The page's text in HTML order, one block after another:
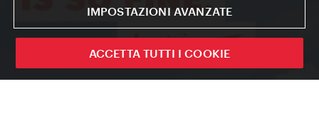
IMPOSTAZIONI AVANZATE
ACCETTA TUTTI I COOKIE